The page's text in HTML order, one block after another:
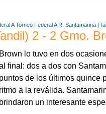
A Torneo Federal A R. Santamarina
2 - 2 Gmo.
Brown lo tuvo en dos
final: dos a dos con
puntos de los últimos quince
ritmo a la reválida.
brindaron un interesante